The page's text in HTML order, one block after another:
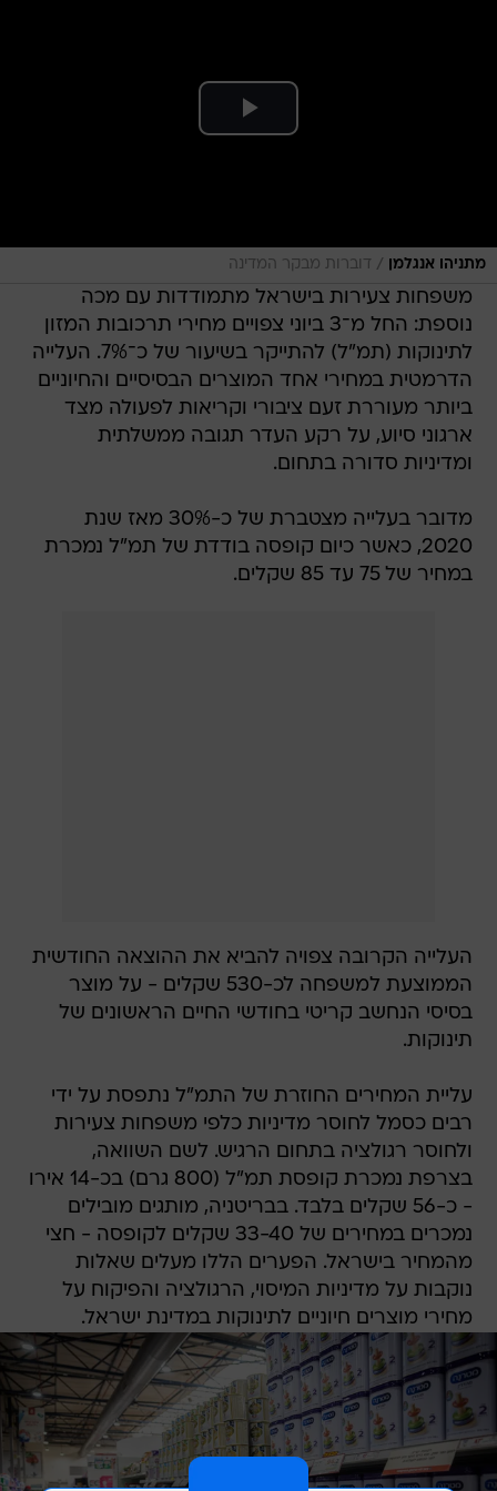
מתניהו אנגלמן / דוברות מבקר המדינה
משפחות צעירות בישראל מתמודדות עם מכה
נוספת: החל מ־3 ביוני צפויים מחירי תרכובות המזון
לתינוקות (תמ"ל) להתייקר בשיעור של כ־7%. העלייה
הדרמטית במחירי אחד המוצרים הבסיסיים והחיוניים
ביותר מעוררת זעם ציבורי וקריאות לפעולה מצד
ארגוני סיוע, על רקע העדר תגובה ממשלתית
ומדיניות סדורה בתחום.
מדובר בעלייה מצטברת של כ-30% מאז שנת
2020, כאשר כיום קופסה בודדת של תמ"ל נמכרת
במחיר של 75 עד 85 שקלים.
העלייה הקרובה צפויה להביא את ההוצאה החודשית
הממוצעת למשפחה לכ-530 שקלים - על מוצר
בסיסי הנחשב קריטי בחודשי החיים הראשונים של
תינוקות.
עליית המחירים החוזרת של התמ"ל נתפסת על ידי
רבים כסמל לחוסר מדיניות כלפי משפחות צעירות
ולחוסר רגולציה בתחום הרגיש. לשם השוואה,
בצרפת נמכרת קופסת תמ"ל (800 גרם) בכ-14 אירו
- כ-56 שקלים בלבד. בבריטניה, מותגים מובילים
נמכרים במחירים של 33-40 שקלים לקופסה - חצי
מהמחיר בישראל. הפערים הללו מעלים שאלות
נוקבות על מדיניות המיסוי, הרגולציה והפיקוח על
מחירי מוצרים חיוניים לתינוקות במדינת ישראל.